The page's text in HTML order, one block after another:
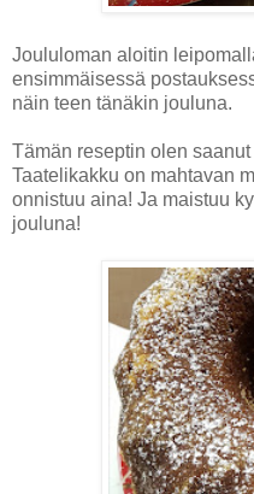
Joululoman aloitin
ensimmäisessä
näin teen tänäkin jouluna.
Tämän reseptin olen
Taatelikakku on mahtavan
onnistuu aina! Ja maistuu
jouluna!